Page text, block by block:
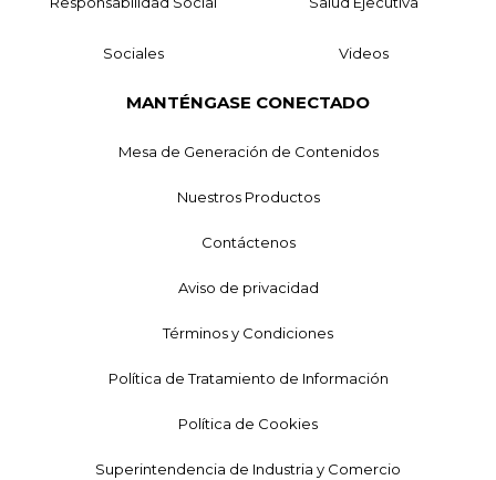
Sociales Videos
MANTÉNGASE CONECTADO
Mesa de Generación de Contenidos
Nuestros Productos
Contáctenos
Aviso de privacidad
Términos y Condiciones
Política de Tratamiento de Información
Política de Cookies
Superintendencia de Industria y Comercio